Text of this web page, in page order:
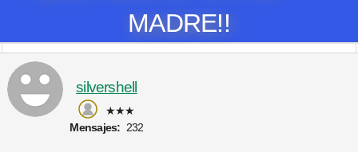
MADRE!!
silvershell
★★★
Mensajes: 232